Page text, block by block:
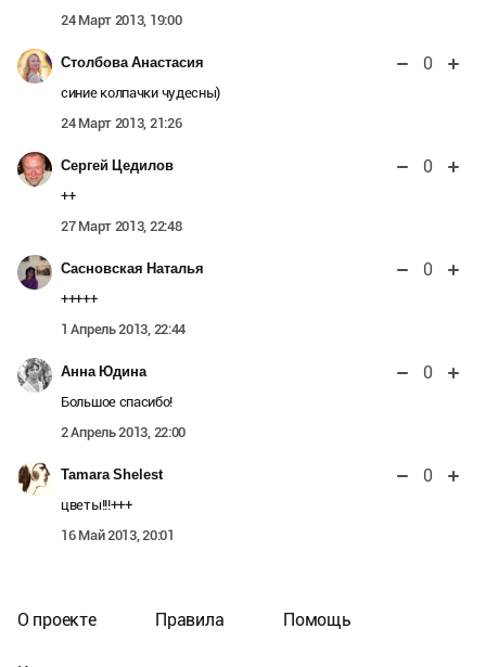
24 Март 2013, 19:00
Столбова Анастасия 0
синие колпачки чудесны)
24 Март 2013, 21:26
Сергей Цедилов 0
++
27 Март 2013, 22:48
Сасновская Наталья 0
+++++
1 Апрель 2013, 22:44
Анна Юдина 0
Большое спасибо!
2 Апрель 2013, 22:00
Tamara Shelest 0
цветы!!!+++
16 Май 2013, 20:01
О проекте Правила Помощь